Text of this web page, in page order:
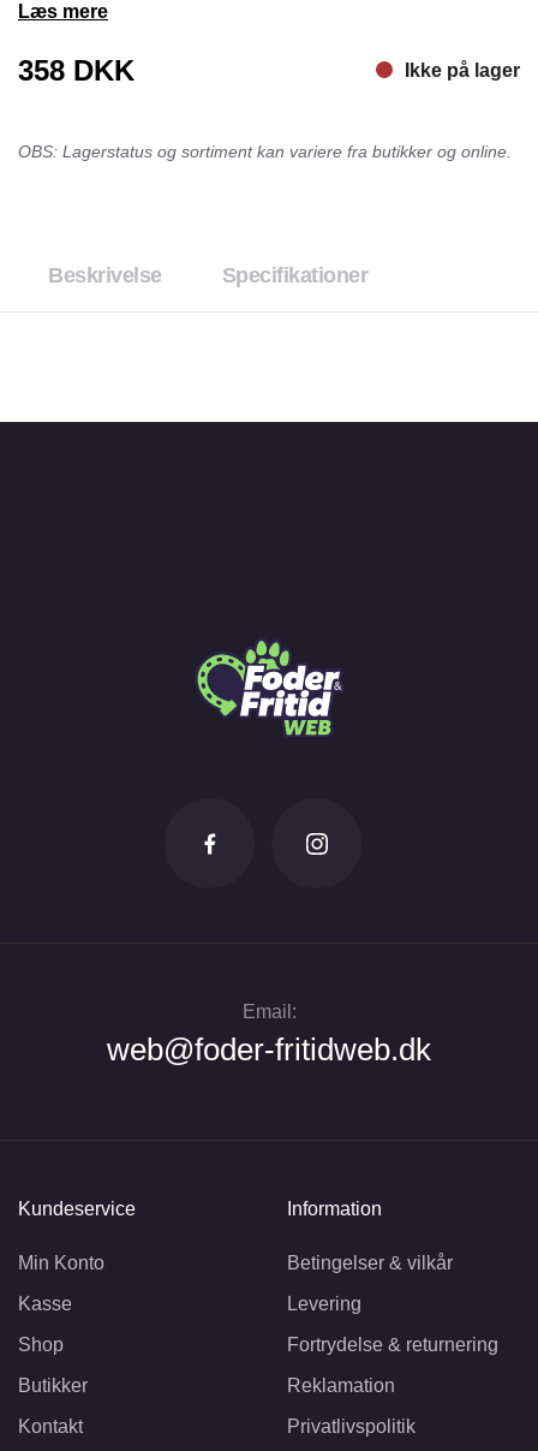
Læs mere
358 DKK Ikke på lager
OBS: Lagerstatus og sortiment kan variere fra butikker og online.
Beskrivelse Specifikationer
Email:
web@foder-fritidweb.dk
Kundeservice
Min Konto
Kasse
Shop
Butikker
Kontakt
Information
Betingelser & vilkår
Levering
Fortrydelse & returnering
Reklamation
Privatlivspolitik